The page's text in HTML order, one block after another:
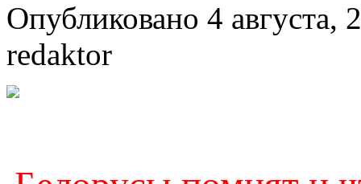
Опубликовано 4 августа,
redaktor